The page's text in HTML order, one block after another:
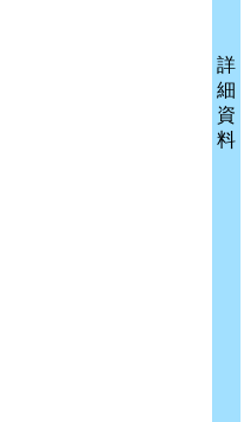
詳
細
資
料